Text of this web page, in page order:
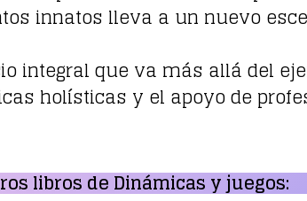
innatos lleva a un nuevo
integral que va más allá del
holísticas y el apoyo de
libros de Dinámicas y juegos: